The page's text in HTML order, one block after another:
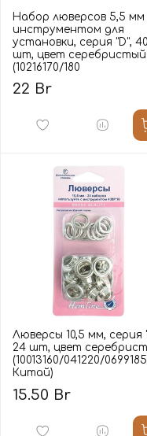
Набор люверсов 5,5 мм
инструментом для
установки, серия "D", 40
шт, цвет серебристый
(10216170/180
22 Br
Люверсы 10,5 мм, серия
24 шт, цвет
(10013160/041220/0699185/
Китай)
15.50 Br